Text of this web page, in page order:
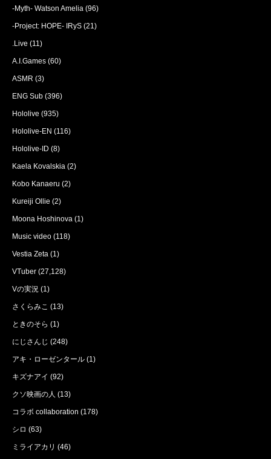
-Myth- Watson Amelia (96)
-Project: HOPE- IRyS (21)
.Live (11)
A.I.Games (60)
ASMR (3)
ENG Sub (396)
Hololive (935)
Hololive-EN (116)
Hololive-ID (8)
Kaela Kovalskia (2)
Kobo Kanaeru (2)
Kureiji Ollie (2)
Moona Hoshinova (1)
Music video (118)
Vestia Zeta (1)
VTuber (27,128)
Vの実況 (1)
さくらみこ (13)
ときのそら (1)
にじさんじ (248)
アキ・ローゼンタール (1)
キズナアイ (92)
クソ映画の人 (13)
コラボ collaboration (178)
シロ (63)
ミライアカリ (46)